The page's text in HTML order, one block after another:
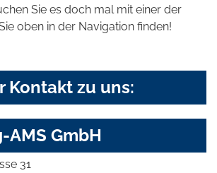
Sie es doch mal mit einer der
oben in der Navigation finden!
Kontakt zu uns:
AMS GmbH
31